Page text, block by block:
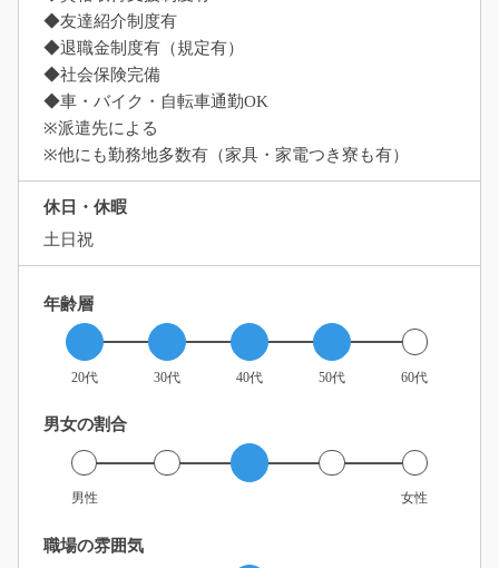
◆友達紹介制度有
◆退職金制度有（規定有）
◆社会保険完備
◆車・バイク・自転車通勤OK
※派遣先による
※他にも勤務地多数有（家具・家電つき寮も有）
休日・休暇
土日祝
年齢層
20代 30代 40代 50代 60代
男女の割合
男性 女性
職場の雰囲気